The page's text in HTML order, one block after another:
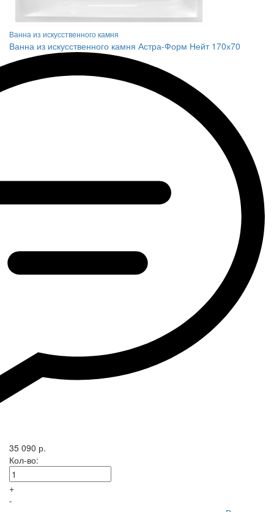
Ванна из искусственного камня
Ванна из искусственного камня Астра-Форм Нейт 170х70
35 090 р.
Кол-во:
+
-